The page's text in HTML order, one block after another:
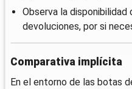
Observa la
devoluciones, por si
Comparativa implícita
En el entorno de las botas